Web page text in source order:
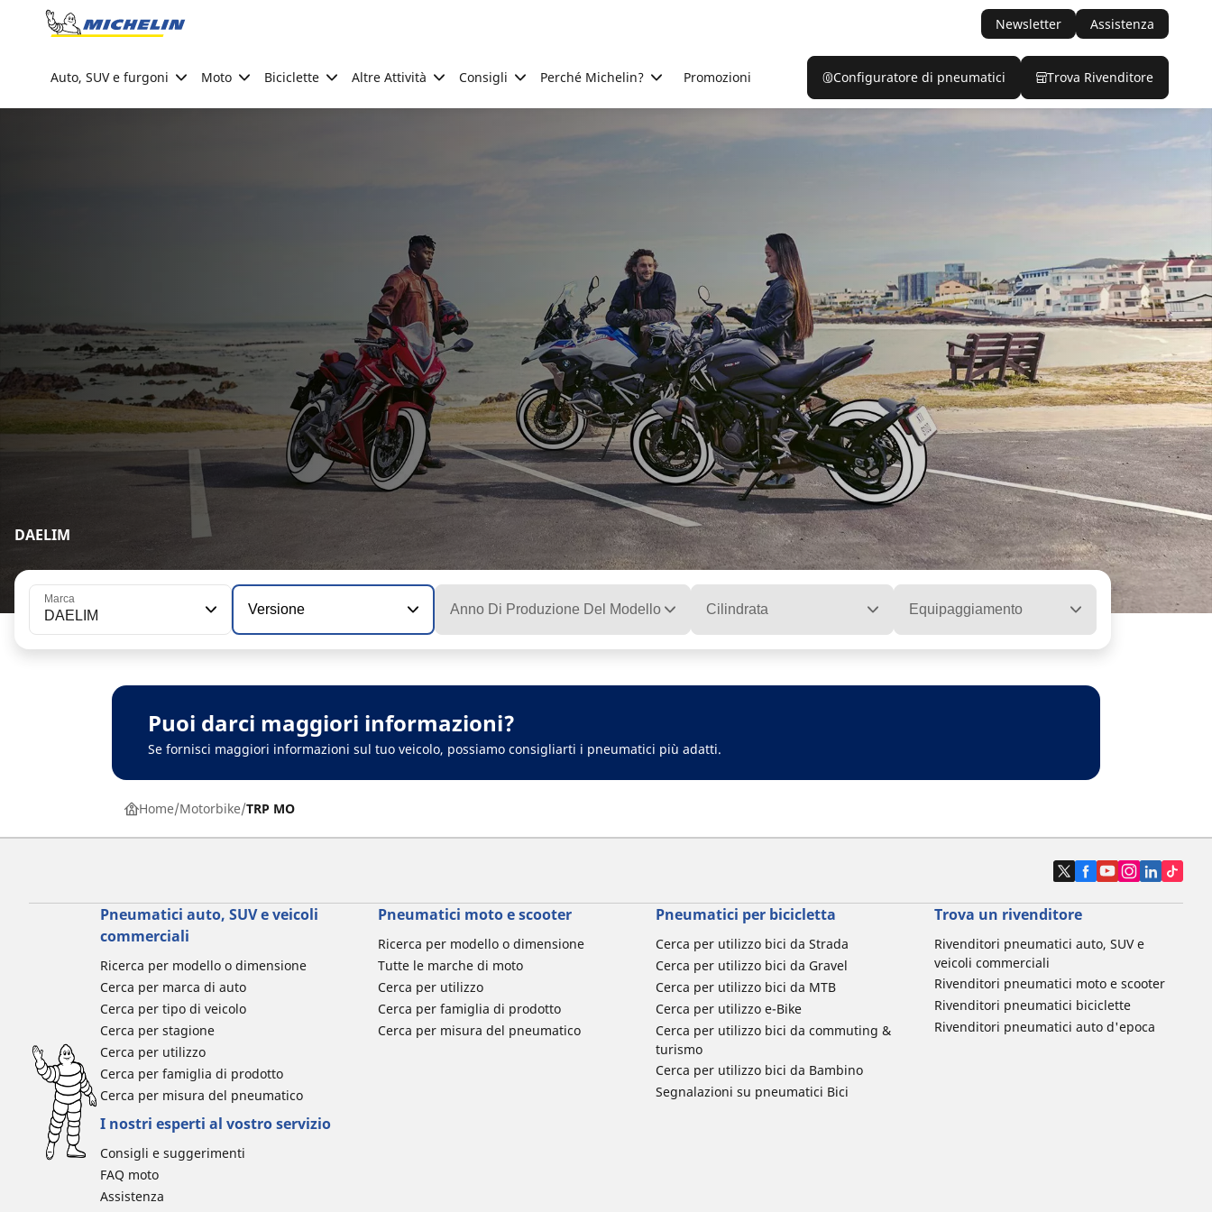
Go to page content
Newsletter Assistenza
Auto, SUV e furgoni Moto Biciclette Altre Attività Consigli Perché Michelin? Promozioni Configuratore di pneumatici Trova Rivenditore
DAELIM
Marca
DAELIM Versione Anno Di Produzione Del Modello Cilindrata Equipaggiamento
Puoi darci maggiori informazioni?
Se fornisci maggiori informazioni sul tuo veicolo, possiamo consigliarti i pneumatici più adatti.
Home Motorbike TRP MO
Pneumatici auto, SUV e veicoli
commerciali
Ricerca per modello o dimensione
Cerca per marca di auto
Cerca per tipo di veicolo
Cerca per stagione
Cerca per utilizzo
Cerca per famiglia di prodotto
Cerca per misura del pneumatico
Pneumatici moto e scooter
Ricerca per modello o dimensione
Tutte le marche di moto
Cerca per utilizzo
Cerca per famiglia di prodotto
Cerca per misura del pneumatico
Pneumatici per bicicletta
Cerca per utilizzo bici da Strada
Cerca per utilizzo bici da Gravel
Cerca per utilizzo bici da MTB
Cerca per utilizzo e-Bike
Cerca per utilizzo bici da commuting &
turismo
Cerca per utilizzo bici da Bambino
Segnalazioni su pneumatici Bici
Trova un rivenditore
Rivenditori pneumatici auto, SUV e
veicoli commerciali
Rivenditori pneumatici moto e scooter
Rivenditori pneumatici biciclette
Rivenditori pneumatici auto d'epoca
I nostri esperti al vostro servizio
Consigli e suggerimenti
FAQ moto
Assistenza